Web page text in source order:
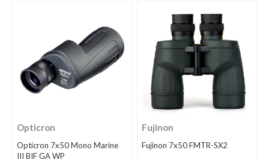
Opticron
Opticron 7x50 Mono Marine
III BIF GA WP
Fujinon
Fujinon 7x50 FMTR-SX2